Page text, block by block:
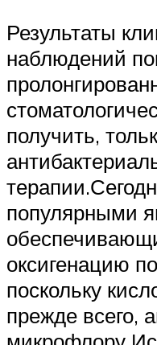
Результаты
наблюдений
получить,
популярными
оксигенацию
поскольку
прежде всего,